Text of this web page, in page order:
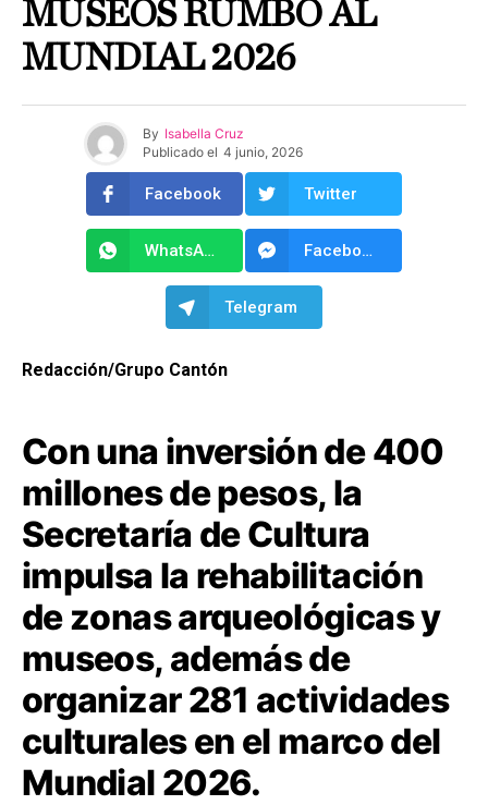
MUSEOS RUMBO AL
MUNDIAL 2026
By Isabella Cruz
Publicado el 4 junio, 2026
Facebook Twitter
WhatsApp Facebook Messenger
Telegram
Redacción/Grupo Cantón
Con una inversión de 400
millones de pesos, la
Secretaría de Cultura
impulsa la rehabilitación
de zonas arqueológicas y
museos, además de
organizar 281 actividades
culturales en el marco del
Mundial 2026.